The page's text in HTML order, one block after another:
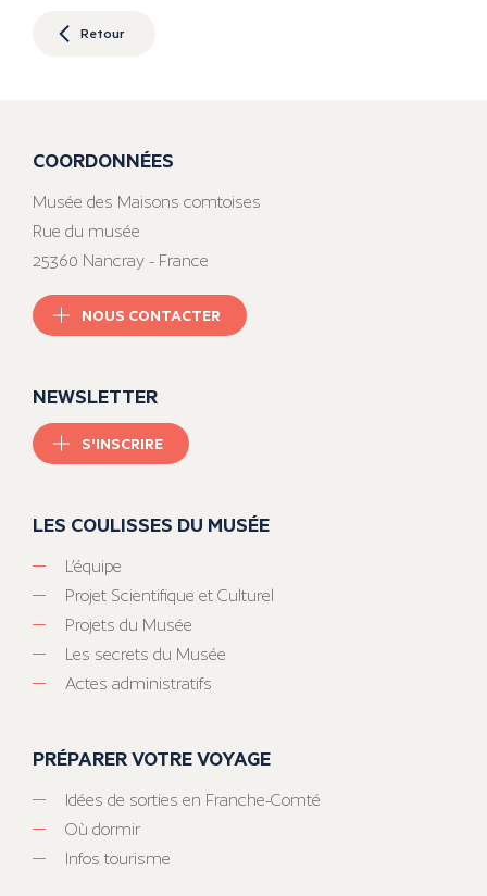
Retour
COORDONNÉES
Musée des Maisons comtoises
Rue du musée
25360 Nancray - France
NOUS CONTACTER
NEWSLETTER
S'INSCRIRE
LES COULISSES DU MUSÉE
L’équipe
Projet Scientifique et Culturel
Projets du Musée
Les secrets du Musée
Actes administratifs
PRÉPARER VOTRE VOYAGE
Idées de sorties en Franche-Comté
Où dormir
Infos tourisme